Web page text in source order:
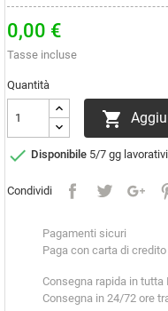
0,00 €
Tasse incluse
Quantità

 Disponibile 5/7 gg lavorativi
Condividi
Pagamenti sicuri
Paga con carta di
Consegna rapida in tutta
Consegna in 24/72 ore